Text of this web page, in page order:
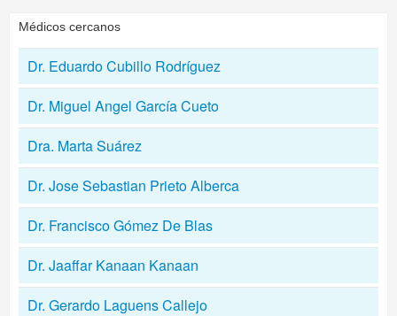
Médicos cercanos
Dr. Eduardo Cubillo Rodríguez
Dr. Miguel Angel García Cueto
Dra. Marta Suárez
Dr. Jose Sebastian Prieto Alberca
Dr. Francisco Gómez De Blas
Dr. Jaaffar Kanaan Kanaan
Dr. Gerardo Laguens Callejo